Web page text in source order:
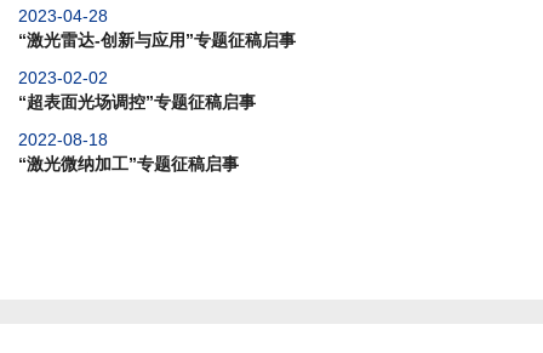
2023-04-28
“激光雷达-创新与应用”专题征稿启事
2023-02-02
“超表面光场调控”专题征稿启事
2022-08-18
“激光微纳加工”专题征稿启事